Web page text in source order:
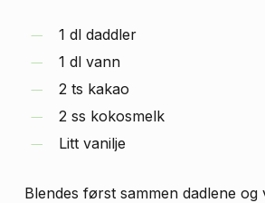
1 dl daddler
1 dl vann
2 ts kakao
2 ss kokosmelk
Litt vanilje
Blendes først sammen dadlene